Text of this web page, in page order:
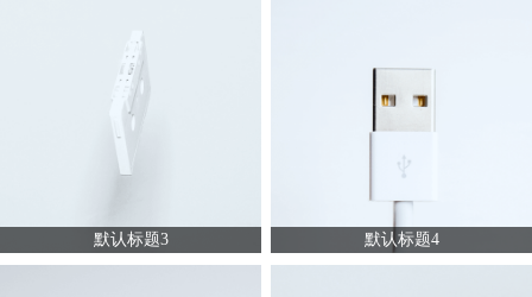
默认标题3 默认标题4